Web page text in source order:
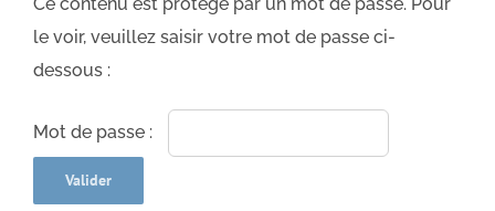
le voir, veuillez saisir votre mot de passe ci-
dessous :
Mot de passe :